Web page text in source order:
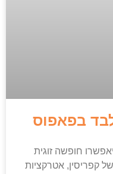
בפאפוס
חופשה זוגית
קפריסין, אטרקציות